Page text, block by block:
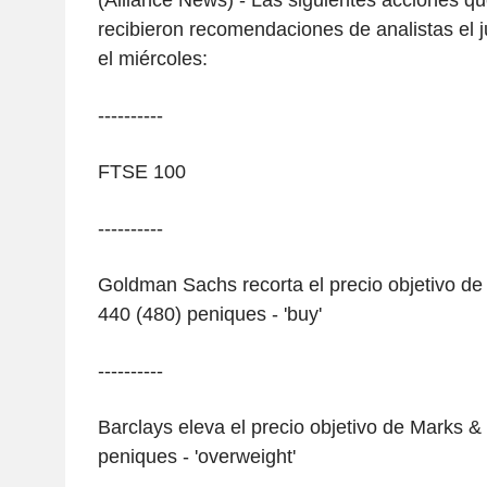
recibieron recomendaciones de analistas el
el miércoles:
----------
FTSE 100
----------
Goldman Sachs recorta el precio objetivo
440 (480) peniques - 'buy'
----------
Barclays eleva el precio objetivo de Marks
peniques - 'overweight'